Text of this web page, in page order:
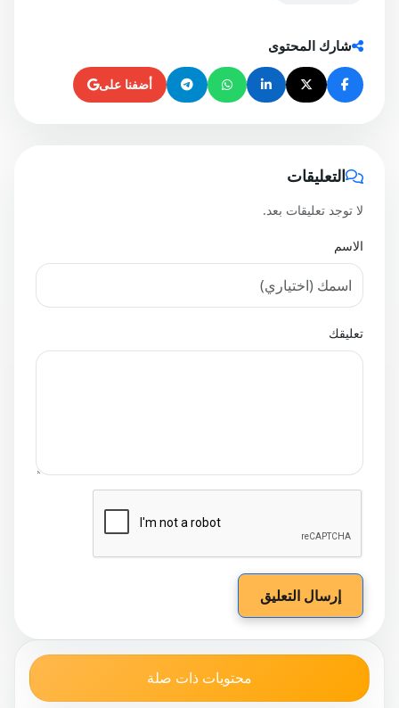
شارك المحتوى
أضفنا على
التعليقات
لا توجد تعليقات بعد.
الاسم
تعليقك
إرسال التعليق
محتويات ذات صلة